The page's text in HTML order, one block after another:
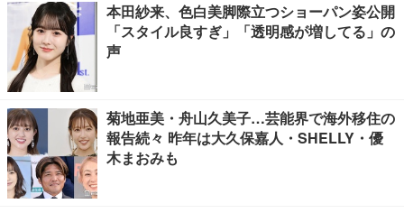
本田紗来、色白美脚際立つショーパン姿公開
「スタイル良すぎ」「透明感が増してる」の
声
菊地亜美・舟山久美子…芸能界で海外移住の
報告続々 昨年は大久保嘉人・SHELLY・優
木まおみも